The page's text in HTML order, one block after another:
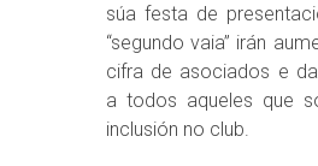
súa festa de
“segundo vaia” irán
cifra de asociados e
a todos aqueles que
inclusión no club.